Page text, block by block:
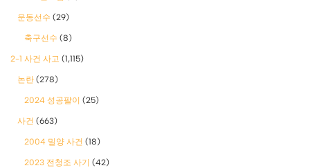
운동선수 (29)
축구선수 (8)
2-1 사건 사고 (1,115)
논란 (278)
2024 성공팔이 (25)
사건 (663)
2004 밀양 사건 (18)
2023 전청조 사기 (42)